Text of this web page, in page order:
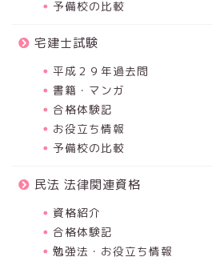
予備校の比較
宅建士試験
平成２９年過去問
書籍・マンガ
合格体験記
お役立ち情報
予備校の比較
民法 法律関連資格
資格紹介
合格体験記
勉強法・お役立ち情報